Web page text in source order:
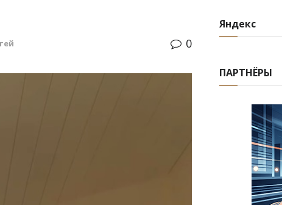
0
Яндекс
ПАРТНЁРЫ